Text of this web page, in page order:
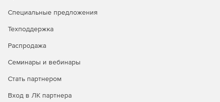
Специальные предложения
Техподдержка
Распродажа
Семинары и вебинары
Стать партнером
Вход в ЛК партнера